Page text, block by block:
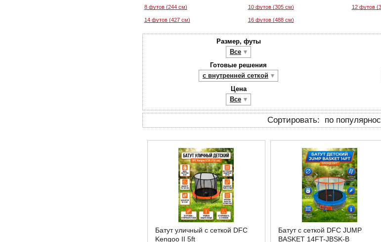
8 футов (244 см) 10 футов (305 см) 12 футов
14 футов (427 см) 16 футов (488 см)
Размер, футы
Все
Готовые решения
с внутренней сеткой
Цена
Все
по
Батут уличный с сеткой DFC
Kengoo II 5ft
Батут с сеткой DFC JUMP
BASKET 14FT-JBSK-B